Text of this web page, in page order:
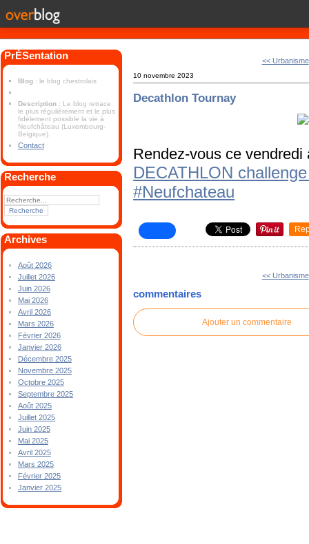
PrÉSentation
Blog : le blog chestrolais
Description : Le blog retrace
le plus régulièrement et le plus
fidèlement possible la vie à
Neufchâteau (Luxembourg-
Belgique).
Contact
Recherche
Archives
Août 2026
Juillet 2026
Juin 2026
Mai 2026
Avril 2026
Mars 2026
Février 2026
Janvier 2026
Décembre 2025
Novembre 2025
Octobre 2025
Septembre 2025
Août 2025
Juillet 2025
Juin 2025
Mai 2025
Avril 2025
Mars 2025
Février 2025
Janvier 2025
<< Urbanisme
10 novembre 2023
Decathlon Tournay
Rendez-vous ce vendredi
DECATHLON
#Neufchateau
<< Urbanisme
commentaires
Ajouter un commentaire